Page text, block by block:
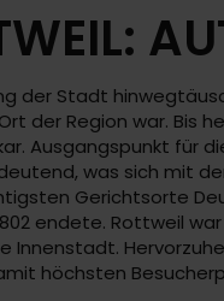
der Stadt
Region war. Bis
Ausgangspunkt für
was sich mit
Gerichtsorte
endete. Rottweil
höchsten